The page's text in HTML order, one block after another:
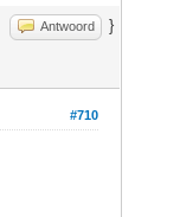
Antwoord }
#710